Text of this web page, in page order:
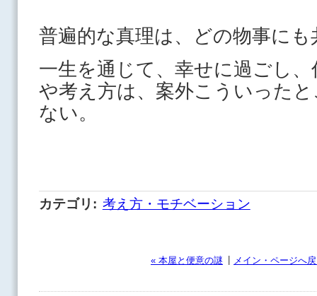
普遍的な真理は、どの物事に
一生を通じて、幸せに過ごし
や考え方は、案外こういった
ない。
カテゴリ : 考え方・モチベーション
« 本屋と便意の謎 メイン・ページへ